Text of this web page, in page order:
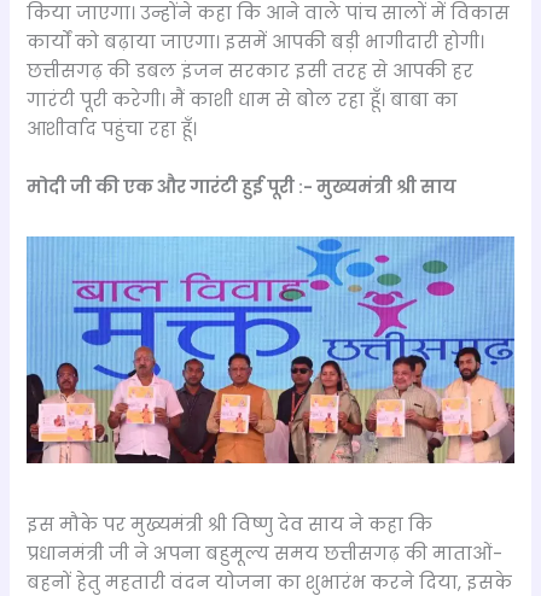
किया जाएगा। उन्होंने कहा कि आने वाले पांच सालों में विकास
कार्यों को बढ़ाया जाएगा। इसमें आपकी बड़ी भागीदारी होगी।
छत्तीसगढ़ की डबल इंजन सरकार इसी तरह से आपकी हर
गारंटी पूरी करेगी। मैं काशी धाम से बोल रहा हूँ। बाबा का
आशीर्वाद पहुंचा रहा हूँ।
मोदी जी की एक और गारंटी हुई पूरी :- मुख्यमंत्री श्री साय
इस मौके पर मुख्यमंत्री श्री विष्णु देव साय ने कहा कि
प्रधानमंत्री जी ने अपना बहुमूल्य समय छत्तीसगढ़ की माताओं-
बहनों हेतु महतारी वंदन योजना का शुभारंभ करने दिया, इसके